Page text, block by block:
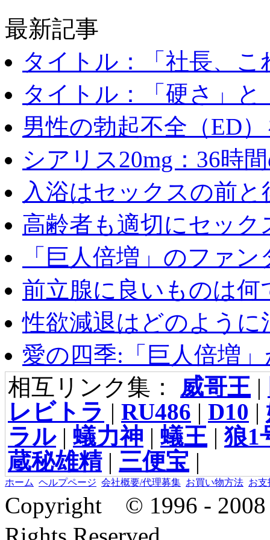
最新記事
タイトル：「社長、こ
タイトル：「硬さ」と
男性の勃起不全（ED
シアリス20mg：36時
入浴はセックスの前
高齢者も適切にセック
「巨人倍増」のファ
前立腺に良いものは何
性欲減退はどのように
愛の四季:「巨人倍増
相互リンク集： 威哥王 |
レビトラ | RU486 | D10 |
ラル| 蟻力神 | 蟻王 |狼1
蔵秘雄精| 三便宝 |
ホーム ヘルプページ 会社概要/代理募集 お買い物方法 お支
Copyright © 1996 -